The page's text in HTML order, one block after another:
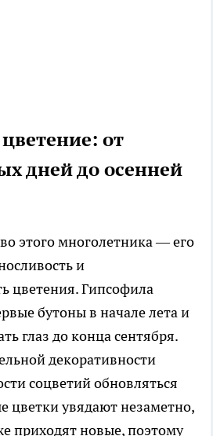
от
дней до осенней
этого многолетника — его
и
цветения. Гипсофила
бутоны в начале лета и
глаз до конца сентября.
декоративности
соцветий обновляться
цветки увядают незаметно,
приходят новые, поэтому